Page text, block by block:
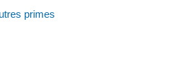
primes